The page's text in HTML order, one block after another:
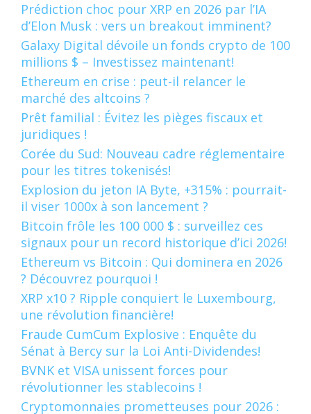
Prédiction choc pour XRP en 2026 par l’IA
d’Elon Musk : vers un breakout imminent?
Galaxy Digital dévoile un fonds crypto de 100
millions $ – Investissez maintenant!
Ethereum en crise : peut-il relancer le
marché des altcoins ?
Prêt familial : Évitez les pièges fiscaux et
juridiques !
Corée du Sud: Nouveau cadre réglementaire
pour les titres tokenisés!
Explosion du jeton IA Byte, +315% : pourrait-
il viser 1000x à son lancement ?
Bitcoin frôle les 100 000 $ : surveillez ces
signaux pour un record historique d’ici 2026!
Ethereum vs Bitcoin : Qui dominera en 2026
? Découvrez pourquoi !
XRP x10 ? Ripple conquiert le Luxembourg,
une révolution financière!
Fraude CumCum Explosive : Enquête du
Sénat à Bercy sur la Loi Anti-Dividendes!
BVNK et VISA unissent forces pour
révolutionner les stablecoins !
Cryptomonnaies prometteuses pour 2026 :